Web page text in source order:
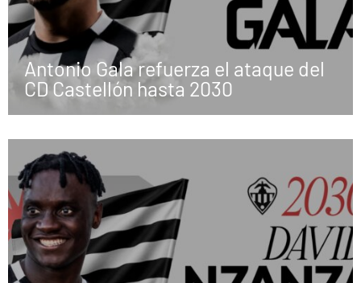
Antonio Gala refuerza el ataque del
CD Castellón hasta 2030